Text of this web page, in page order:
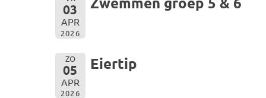
03
APR
2026
ZO
05
APR
2026
Eiertip